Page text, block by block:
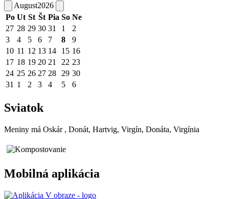
August2026
Po Ut St Št Pia So Ne
27 28 29 30 31 1
2
3
4 5 6 7 8
9
10 11 12 13 14 15 16
17 18 19 20 21 22 23
24 25 26 27 28 29 30
31 1 2 3 4 5 6
Sviatok
Meniny má Oskár , Donát, Hartvig, Virgín, Donáta, Virgínia
Mobilná aplikácia